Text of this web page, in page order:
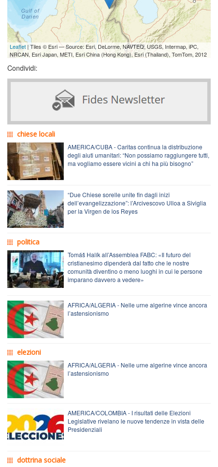
Leaflet | Tiles © Esri — Source: Esri, DeLorme, NAVTEQ, USGS, Intermap, iPC,
NRCAN, Esri Japan, METI, Esri China (Hong Kong), Esri (Thailand), TomTom, 2012
Condividi:
chiese locali
AMERICA/CUBA - Caritas continua la distribuzione
degli aiuti umanitari: “Non possiamo raggiungere tutti,
ma vogliamo essere vicini a chi ha più bisogno”
“Due Chiese sorelle unite fin dagli inizi
dell’evangelizzazione”: l’Arcivescovo Ulloa a Siviglia
per la Virgen de los Reyes
politica
Tomáš Halík all’Assemblea FABC: «Il futuro del
cristianesimo dipenderà dal fatto che le nostre
comunità diventino o meno luoghi in cui le persone
imparano davvero a vedere»
AFRICA/ALGERIA - Nelle urne algerine vince ancora
l’astensionismo
elezioni
AFRICA/ALGERIA - Nelle urne algerine vince ancora
l’astensionismo
AMERICA/COLOMBIA - I risultati delle Elezioni
Legislative rivelano le nuove tendenze in vista delle
Presidenziali
dottrina sociale